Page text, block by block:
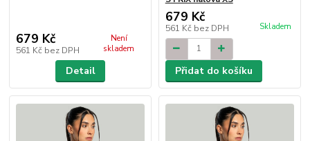
679 Kč
561 Kč bez DPH
Není
skladem
Detail
679 Kč
561 Kč bez DPH Skladem
Přidat do košíku